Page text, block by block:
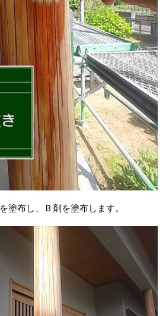
を塗布し、Ｂ剤を塗布します。